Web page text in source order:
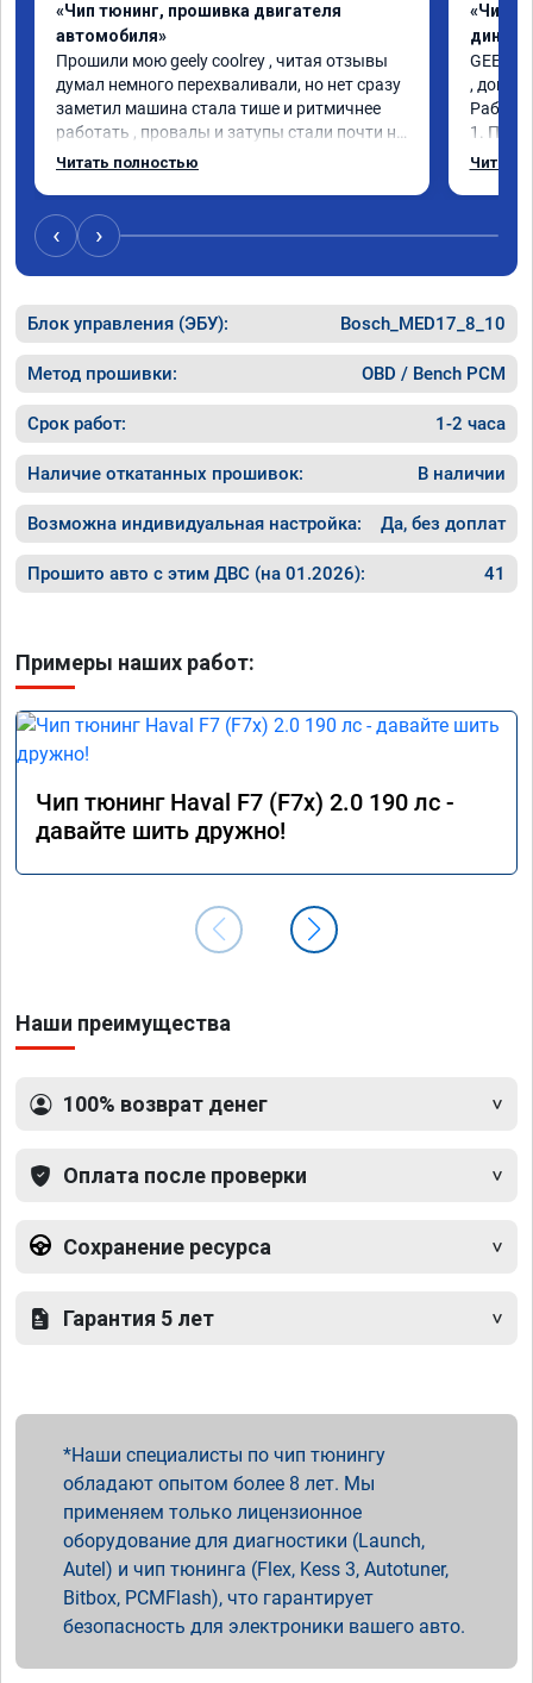
«Чип тюнинг, прошивка двигателя
автомобиля»
Прошили мою geely coolrey , читая отзывы
думал немного перехваливали, но нет сразу
заметил машина стала тише и ритмичнее
работать , провалы и затупы стали почти не
заметны , а динамика возросла ощутимо ,
рекомендую , я очень доволен прошивкой 👍
Читать полностью
«Чип
GEELY
,
Работа
1.
этих
раньше
Читать
‹ ›
Блок управления (ЭБУ): Bosch_MED17_8_10
Метод прошивки: OBD / Bench PCM
Срок работ: 1-2 часа
Наличие откатанных прошивок: В наличии
Возможна индивидуальная настройка: Да, без доплат
Прошито авто с этим ДВС (на 01.2026): 41
Примеры наших работ:
Чип тюнинг Haval F7 (F7x) 2.0 190 лс -
давайте шить дружно!
Наши преимущества
100% возврат денег
Оплата после проверки
Сохранение ресурса
Гарантия 5 лет
Наши специалисты по чип тюнингу
обладают опытом более 8 лет. Мы
применяем только лицензионное
оборудование для диагностики (Launch,
Autel) и чип тюнинга (Flex, Kess 3, Autotuner,
Bitbox, PCMFlash), что гарантирует
безопасность для электроники вашего авто.